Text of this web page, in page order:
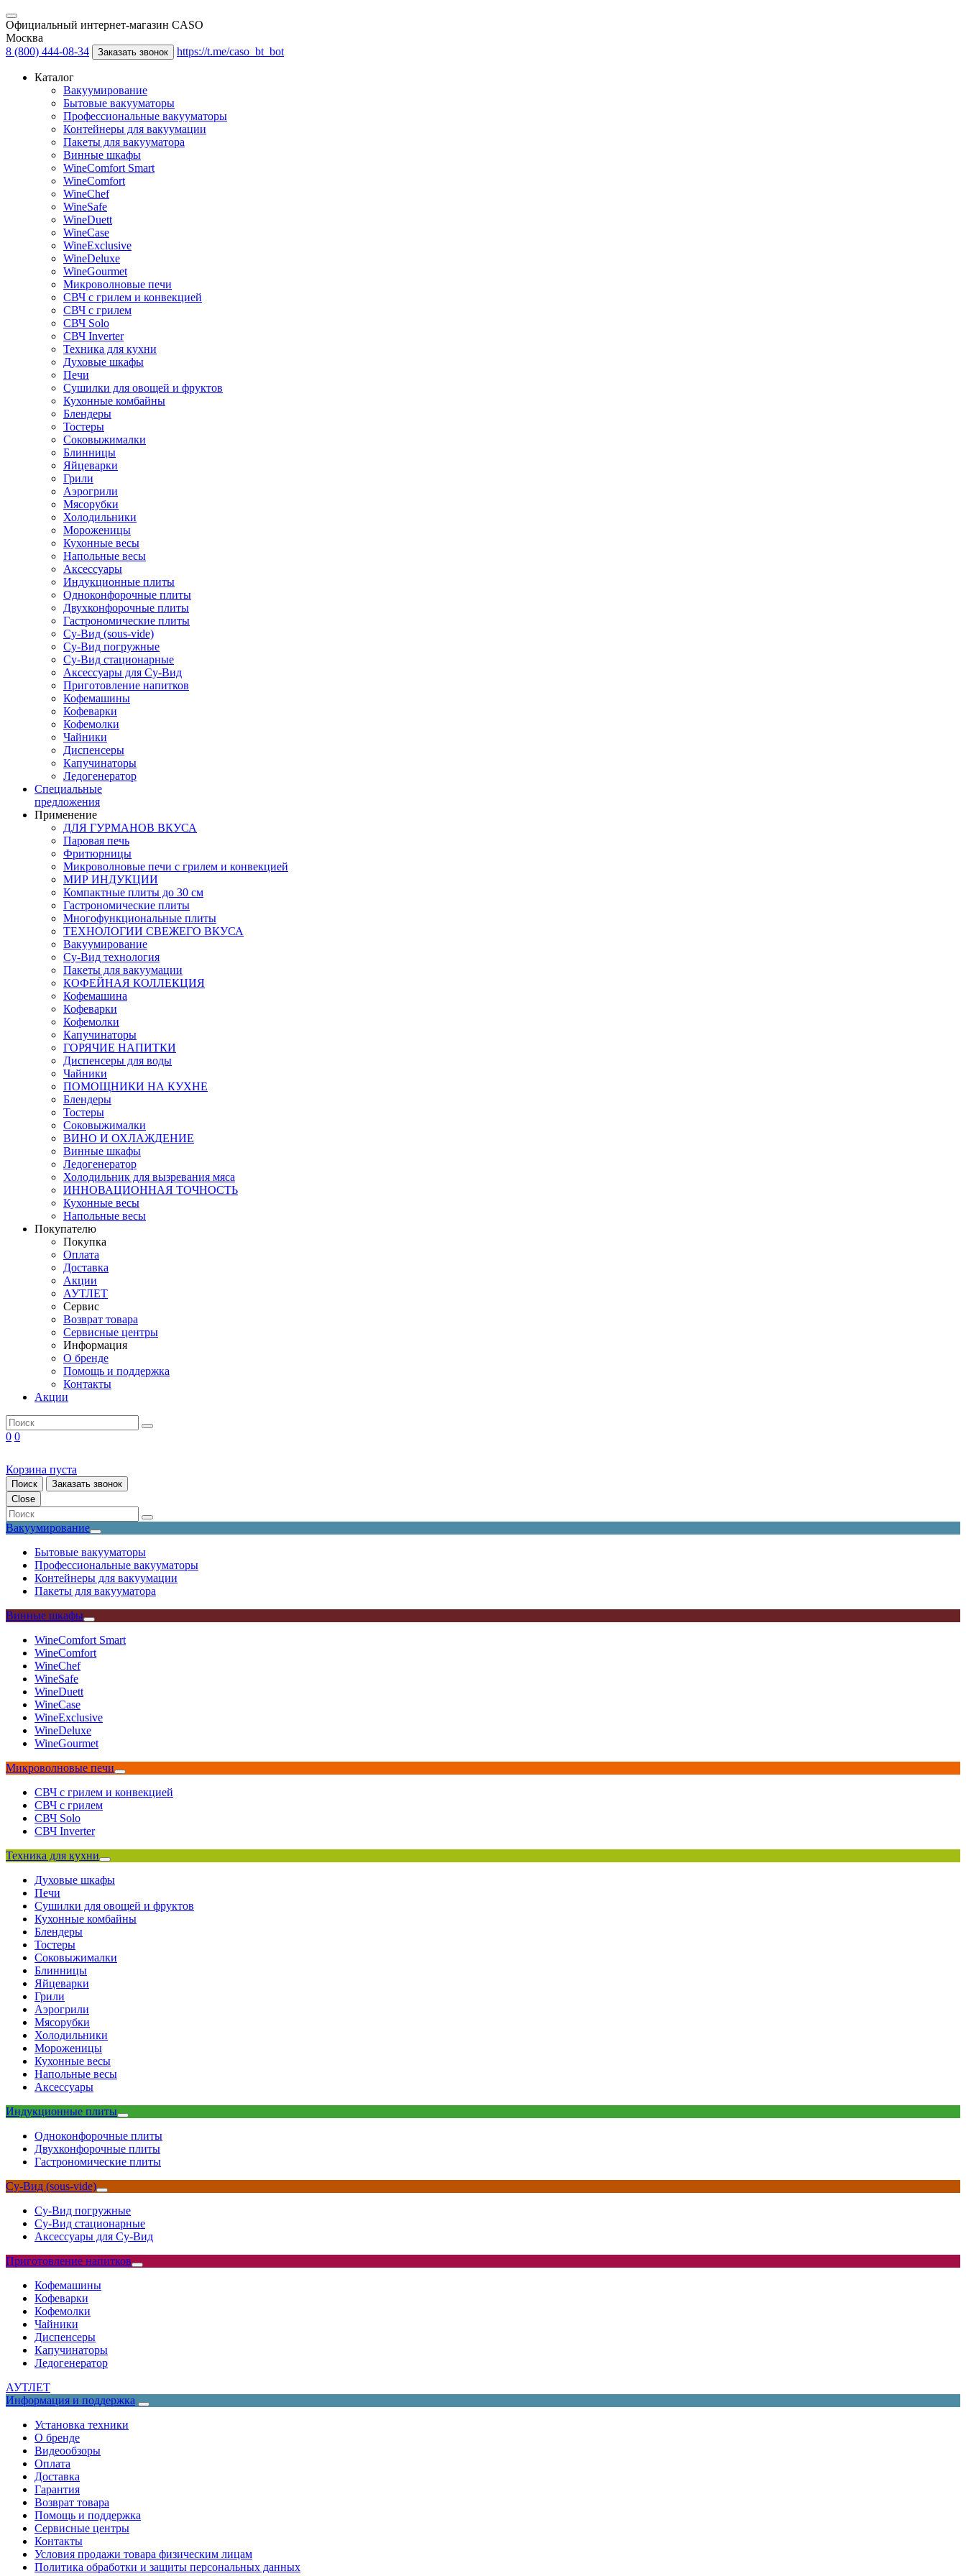
Официальный интернет-магазин CASO
Москва
8 (800) 444-08-34
Заказать звонок https://t.me/caso_bt_bot
Каталог
Вакуумирование
Бытовые вакууматоры
Профессиональные вакууматоры
Контейнеры для вакуумации
Пакеты для вакууматора
Винные шкафы
WineComfort Smart
WineComfort
WineChef
WineSafe
WineDuett
WineCase
WineExclusive
WineDeluxe
WineGourmet
Микроволновые печи
СВЧ с грилем и конвекцией
СВЧ с грилем
СВЧ Solo
СВЧ Inverter
Техника для кухни
Духовые шкафы
Печи
Сушилки для овощей и фруктов
Кухонные комбайны
Блендеры
Тостеры
Соковыжималки
Блинницы
Яйцеварки
Грили
Аэрогрили
Мясорубки
Холодильники
Мороженицы
Кухонные весы
Напольные весы
Аксессуары
Индукционные плиты
Одноконфорочные плиты
Двухконфорочные плиты
Гастрономические плиты
Су-Вид (sous-vide)
Су-Вид погружные
Су-Вид стационарные
Аксессуары для Су-Вид
Приготовление напитков
Кофемашины
Кофеварки
Кофемолки
Чайники
Диспенсеры
Капучинаторы
Ледогенератор
Специальные
предложения
Применение
ДЛЯ ГУРМАНОВ ВКУСА
Паровая печь
Фритюрницы
Микроволновые печи с грилем и конвекцией
МИР ИНДУКЦИИ
Компактные плиты до 30 см
Гастрономические плиты
Многофункциональные плиты
ТЕХНОЛОГИИ СВЕЖЕГО ВКУСА
Вакуумирование
Су-Вид технология
Пакеты для вакуумации
КОФЕЙНАЯ КОЛЛЕКЦИЯ
Кофемашина
Кофеварки
Кофемолки
Капучинаторы
ГОРЯЧИЕ НАПИТКИ
Диспенсеры для воды
Чайники
ПОМОЩНИКИ НА КУХНЕ
Блендеры
Тостеры
Соковыжималки
ВИНО И ОХЛАЖДЕНИЕ
Винные шкафы
Ледогенератор
Холодильник для вызревания мяса
ИННОВАЦИОННАЯ ТОЧНОСТЬ
Кухонные весы
Напольные весы
Покупателю
Покупка
Оплата
Доставка
Акции
АУТЛЕТ
Сервис
Возврат товара
Сервисные центры
Информация
О бренде
Помощь и поддержка
Контакты
Акции
0 0
Корзина пуста
Поиск
Заказать звонок
Close
Вакуумирование
Бытовые вакууматоры
Профессиональные вакууматоры
Контейнеры для вакуумации
Пакеты для вакууматора
Винные шкафы
WineComfort Smart
WineComfort
WineChef
WineSafe
WineDuett
WineCase
WineExclusive
WineDeluxe
WineGourmet
Микроволновые печи
СВЧ с грилем и конвекцией
СВЧ с грилем
СВЧ Solo
СВЧ Inverter
Техника для кухни
Духовые шкафы
Печи
Сушилки для овощей и фруктов
Кухонные комбайны
Блендеры
Тостеры
Соковыжималки
Блинницы
Яйцеварки
Грили
Аэрогрили
Мясорубки
Холодильники
Мороженицы
Кухонные весы
Напольные весы
Аксессуары
Индукционные плиты
Одноконфорочные плиты
Двухконфорочные плиты
Гастрономические плиты
Су-Вид (sous-vide)
Су-Вид погружные
Су-Вид стационарные
Аксессуары для Су-Вид
Приготовление напитков
Кофемашины
Кофеварки
Кофемолки
Чайники
Диспенсеры
Капучинаторы
Ледогенератор
АУТЛЕТ
Информация и поддержка
Установка техники
О бренде
Видеообзоры
Оплата
Доставка
Гарантия
Возврат товара
Помощь и поддержка
Сервисные центры
Контакты
Условия продажи товара физическим лицам
Политика обработки и защиты персональных данных